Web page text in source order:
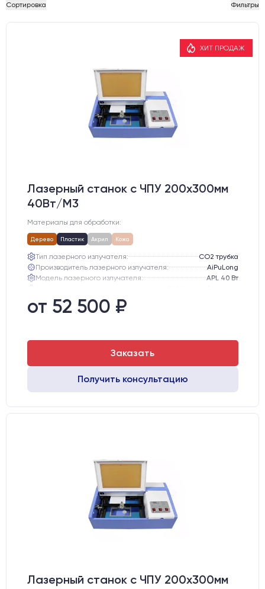
Сортировка Фильтры
ХИТ ПРОДАЖ
Лазерный станок c ЧПУ 200х300мм
40Вт/М3
Материалы для обработки:
Дерево Пластик Акрил Кожа
Тип лазерного излучателя:
СО2 трубка
Производитель лазерного излучателя:
AiPuLong
Модель лазерного излучателя:
APL 40 Вт
Линза:
Зеркала:
от 52 500 ₽
Заказать
Получить консультацию
Лазерный станок c ЧПУ 200х300мм